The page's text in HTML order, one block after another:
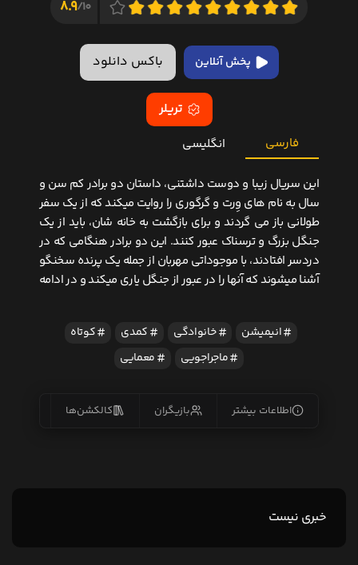
10/
8.9
پخش آنلاین باکس دانلود
تریلر
فارسی انگلیسی
این سریال زیبا و دوست داشتنی، داستان دو برادر کم سن و
سال به نام های وِرت و گرگوری را روایت میکند که از یک سفر
طولانی باز می گردند و برای بازگشت به خانه شان، باید از یک
جنگل بزرگ و ترسناک عبور کنند. این دو برادر هنگامی که در
دردسر افتادند، با موجوداتی مهربان از جمله یک پرنده سخنگو
آشنا میشوند که آنها را در عبور از جنگل یاری میکند و در ادامه
انیمیشن خانوادگی کمدی
کوتاه
ماجراجویی
معمایی
اطلاعات بیشتر بازیگران کالکشن‌ها
خبری نیست